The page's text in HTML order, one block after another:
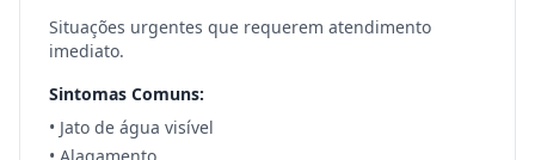
Situações urgentes que requerem atendimento
imediato.
Sintomas Comuns:
• Jato de água visível